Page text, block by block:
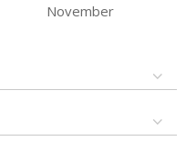
November